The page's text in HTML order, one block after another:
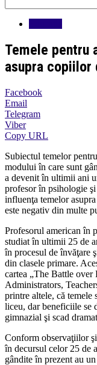
Temele pentru
asupra copiilor
Facebook
Email
Telegram
Viber
Copy URL
Subiectul temelor
modului în care sunt
a devenit în ultimii ani
profesor în psihologie
influenţa temelor
este negativ din multe
Profesorul american în
studiat în ultimii 25 de
în procesul de învăţare
din clasele primare.
cartea „The Battle
Administrators,
printre altele, că temele
liceu, dar beneficiile se
gimnazial şi scad
Conform observaţiilor
în decursul celor 25 de
gândite în prezent au